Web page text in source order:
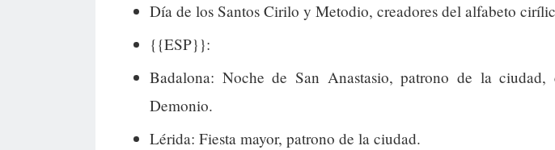
Día de los Santos Cirilo y Metodio, creadores del alfabeto
{{ESP}}:
Badalona: Noche de San Anastasio, patrono de la
Demonio.
Lérida: Fiesta mayor, patrono de la ciudad.